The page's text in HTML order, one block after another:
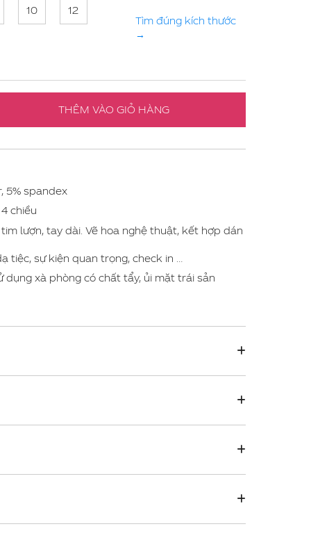
10 12
Tìm đúng kích thước
→
THÊM VÀO GIỎ HÀNG
5% spandex
chiều
tim lượn, tay dài. Vẽ hoa nghệ thuật, kết hợp dán
tiệc, sự kiện quan trọng, check in …
dụng xà phòng có chất tẩy, ủi mặt trái sản